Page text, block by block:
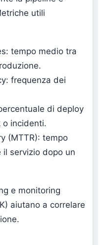
utili
tempo medio tra
frequenza dei
di deploy
o incidenti.
(MTTR): tempo
servizio dopo un
e monitoring
aiutano a correlare